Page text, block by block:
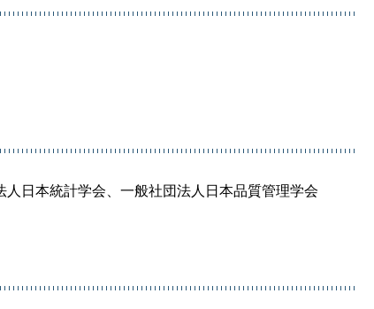
日本統計学会、一般社団法人日本品質管理学会